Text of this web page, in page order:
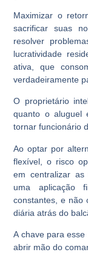
Maximizar o
sacrificar suas
resolver
lucratividade
ativa, que
verdadeiramente
O proprietário
quanto o aluguel
tornar funcionário
Ao optar por
flexível, o risco
em centralizar
uma aplicação
constantes, e não
diária atrás do
A chave para
abrir mão do